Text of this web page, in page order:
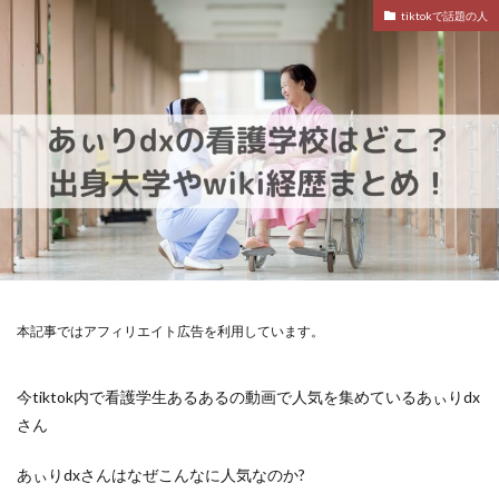
tiktokで話題の人
本記事ではアフィリエイト広告を利用しています。
今tiktok内で看護学生あるあるの動画で人気を集めているあぃりdx
さん
あぃりdxさんはなぜこんなに人気なのか?